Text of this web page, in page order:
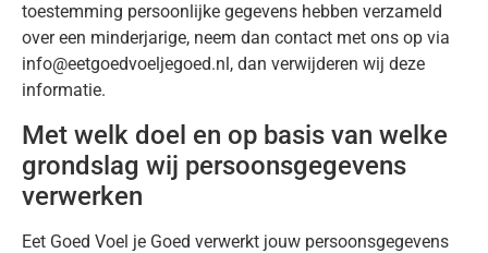
toestemming persoonlijke gegevens hebben verzameld
over een minderjarige, neem dan contact met ons op via
info@eetgoedvoeljegoed.nl, dan verwijderen wij deze
informatie.
Met welk doel en op basis van welke
grondslag wij persoonsgegevens
verwerken
Eet Goed Voel je Goed verwerkt jouw persoonsgegevens